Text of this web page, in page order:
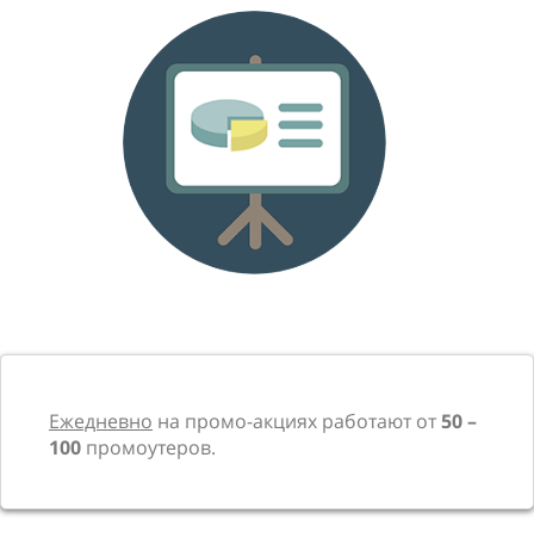
Ежедневно на промо-акциях работают от50 –
100 промоутеров.